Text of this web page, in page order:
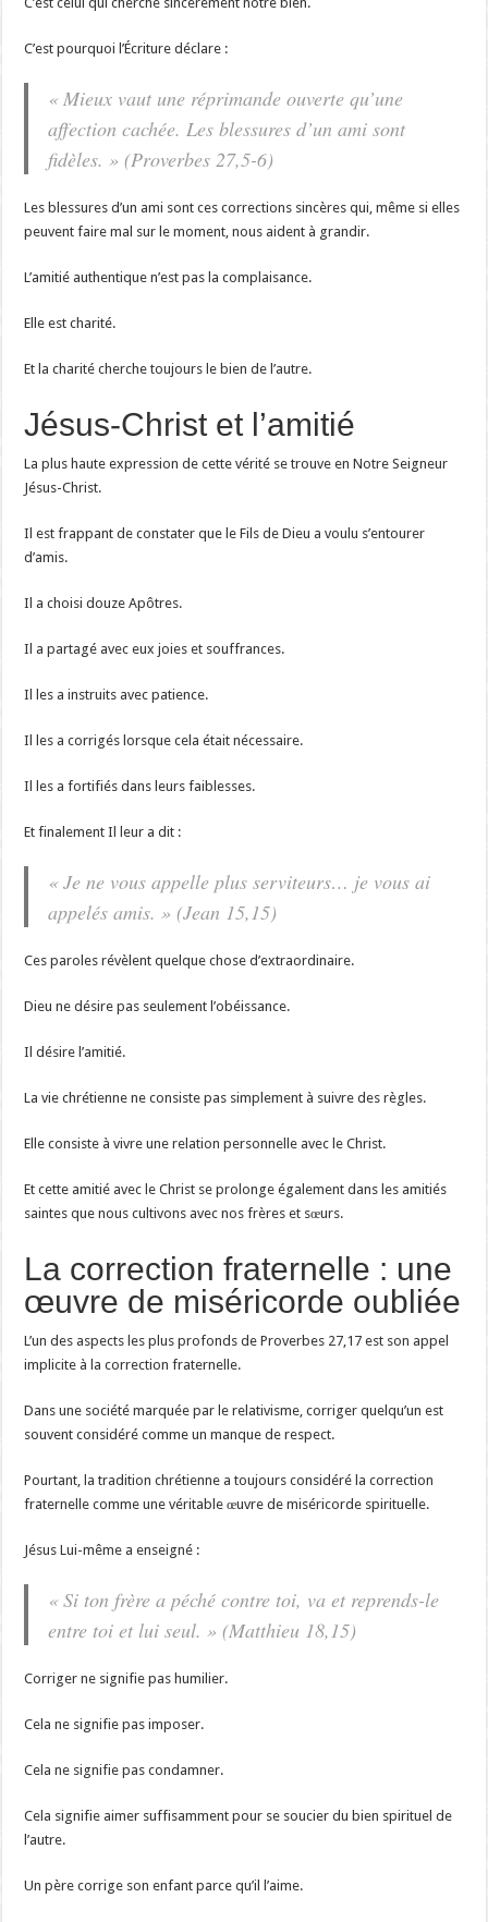
C’est pourquoi l’Écriture déclare :
« Mieux vaut une réprimande ouverte qu’une
affection cachée. Les blessures d’un ami sont
fidèles. » (Proverbes 27,5-6)
Les blessures d’un ami sont ces corrections sincères qui, même si elles
peuvent faire mal sur le moment, nous aident à grandir.
L’amitié authentique n’est pas la complaisance.
Elle est charité.
Et la charité cherche toujours le bien de l’autre.
Jésus-Christ et l’amitié
La plus haute expression de cette vérité se trouve en Notre Seigneur
Jésus-Christ.
Il est frappant de constater que le Fils de Dieu a voulu s’entourer
d’amis.
Il a choisi douze Apôtres.
Il a partagé avec eux joies et souffrances.
Il les a instruits avec patience.
Il les a corrigés lorsque cela était nécessaire.
Il les a fortifiés dans leurs faiblesses.
Et finalement Il leur a dit :
« Je ne vous appelle plus serviteurs… je vous ai
appelés amis. » (Jean 15,15)
Ces paroles révèlent quelque chose d’extraordinaire.
Dieu ne désire pas seulement l’obéissance.
Il désire l’amitié.
La vie chrétienne ne consiste pas simplement à suivre des règles.
Elle consiste à vivre une relation personnelle avec le Christ.
Et cette amitié avec le Christ se prolonge également dans les amitiés
saintes que nous cultivons avec nos frères et sœurs.
La correction fraternelle : une
œuvre de miséricorde oubliée
L’un des aspects les plus profonds de Proverbes 27,17 est son appel
implicite à la correction fraternelle.
Dans une société marquée par le relativisme, corriger quelqu’un est
souvent considéré comme un manque de respect.
Pourtant, la tradition chrétienne a toujours considéré la correction
fraternelle comme une véritable œuvre de miséricorde spirituelle.
Jésus Lui-même a enseigné :
« Si ton frère a péché contre toi, va et reprends-le
entre toi et lui seul. » (Matthieu 18,15)
Corriger ne signifie pas humilier.
Cela ne signifie pas imposer.
Cela ne signifie pas condamner.
Cela signifie aimer suffisamment pour se soucier du bien spirituel de
l’autre.
Un père corrige son enfant parce qu’il l’aime.